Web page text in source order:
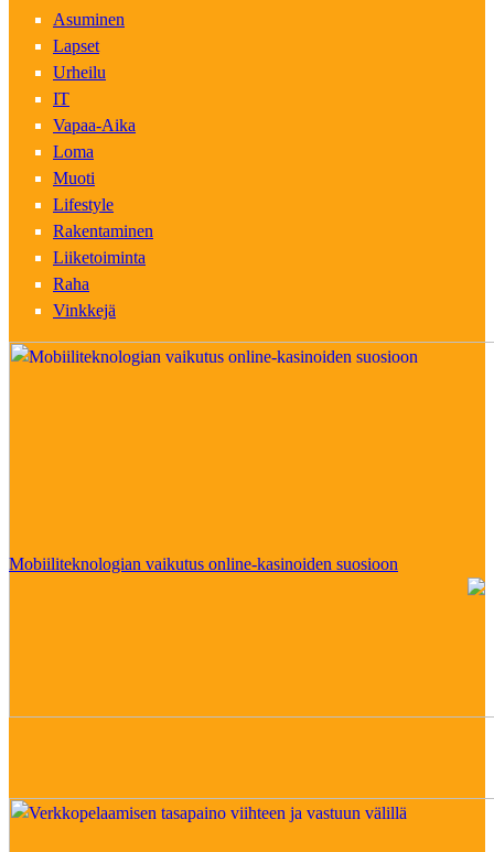
Asuminen
Lapset
Urheilu
IT
Vapaa-Aika
Loma
Muoti
Lifestyle
Rakentaminen
Liiketoiminta
Raha
Vinkkejä
Mobiiliteknologian vaikutus online-kasinoiden suosioon